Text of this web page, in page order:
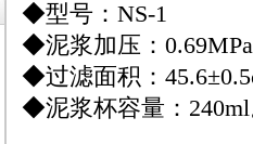
◆型号：NS-1
◆泥浆加压：
◆过滤面积：
◆泥浆杯容量：